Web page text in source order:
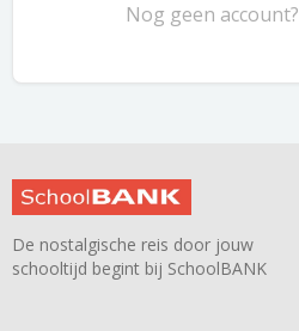
Nog geen account?
De nostalgische reis door jouw
schooltijd begint bij SchoolBANK